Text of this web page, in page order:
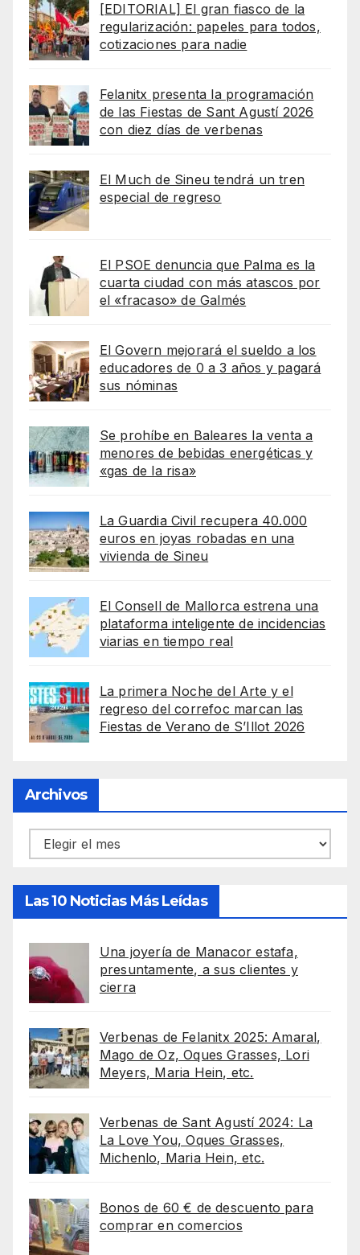
[EDITORIAL] El gran fiasco de la
regularización: papeles para todos,
cotizaciones para nadie
Felanitx presenta la programación
de las Fiestas de Sant Agustí 2026
con diez días de verbenas
El Much de Sineu tendrá un tren
especial de regreso
El PSOE denuncia que Palma es la
cuarta ciudad con más atascos por
el «fracaso» de Galmés
El Govern mejorará el sueldo a los
educadores de 0 a 3 años y pagará
sus nóminas
Se prohíbe en Baleares la venta a
menores de bebidas energéticas y
«gas de la risa»
La Guardia Civil recupera 40.000
euros en joyas robadas en una
vivienda de Sineu
El Consell de Mallorca estrena una
plataforma inteligente de incidencias
viarias en tiempo real
La primera Noche del Arte y el
regreso del correfoc marcan las
Fiestas de Verano de S’Illot 2026
Archivos
Archivos
Las 10 Noticias Más Leídas
Una joyería de Manacor estafa,
presuntamente, a sus clientes y
cierra
Verbenas de Felanitx 2025: Amaral,
Mago de Oz, Oques Grasses, Lori
Meyers, Maria Hein, etc.
Verbenas de Sant Agustí 2024: La
La Love You, Oques Grasses,
Michenlo, Maria Hein, etc.
Bonos de 60 € de descuento para
comprar en comercios